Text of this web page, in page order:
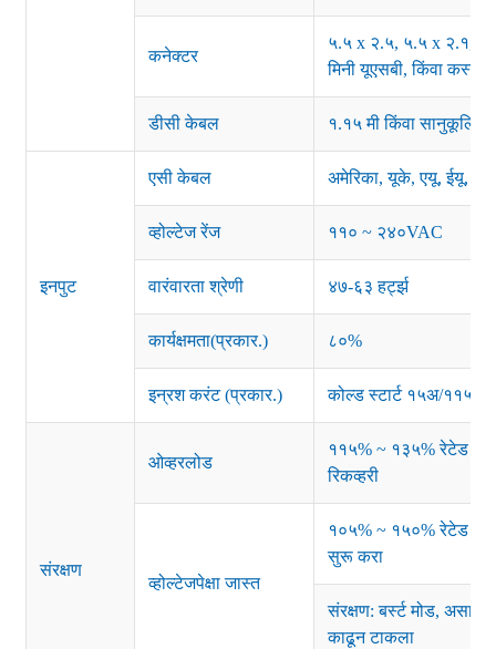
कनेक्टर
५.५ x २.५, ५.५ x २.१,
मिनी यूएसबी, किंवा
डीसी केबल १.१५ मी किंवा
इनपुट
एसी केबल अमेरिका, यूके, एयू, ईयू,
व्होल्टेज रेंज ११० ~ २४०VAC
वारंवारता श्रेणी ४७-६३ हर्ट्झ
कार्यक्षमता(प्रकार.) ८०%
इन्रश करंट (प्रकार.) कोल्ड स्टार्ट १५अ/
संरक्षण
ओव्हरलोड
११५% ~ १३५% रेटेड
रिकव्हरी
व्होल्टेजपेक्षा जास्त
१०५% ~ १५०% रेटेड
सुरू करा
संरक्षण: बर्स्ट मोड,
काढून टाकला